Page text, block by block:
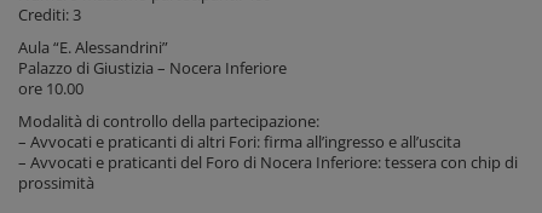
Crediti: 3
Aula “E. Alessandrini”
Palazzo di Giustizia – Nocera Inferiore
ore 10.00
Modalità di controllo della partecipazione:
– Avvocati e praticanti di altri Fori: firma all’ingresso e all’uscita
– Avvocati e praticanti del Foro di Nocera Inferiore: tessera con chip di
prossimità